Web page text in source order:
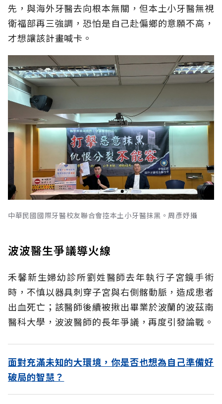
先，與海外牙醫去向根本無關，但本土小牙醫無視
衛福部再三強調，恐怕是自己赴偏鄉的意願不高，
才想讓該計畫喊卡。
中華民國國際牙醫校友聯合會控本土小牙醫抹黑。周彥妤攝
波波醫生爭議導火線
禾馨新生婦幼診所劉姓醫師去年執行子宮鏡手術
時，不慎以器具刺穿子宮與右側髂動脈，造成患者
出血死亡；該醫師後續被揪出畢業於波蘭的波茲南
醫科大學，波波醫師的長年爭議，再度引發論戰。
面對充滿未知的大環境，你是否也想為自己準備好
破局的智慧？